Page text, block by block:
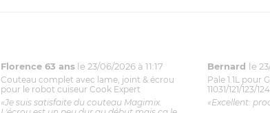
Florence 63 ans le 23/06/2026 à 11:17
Couteau complet avec lame, joint & écrou
pour le robot cuiseur Cook Expert
«Je suis satisfaite du couteau Magimix.
Bernard le
Pale 1.1L pour
11031/121/123/124
«Excellent: